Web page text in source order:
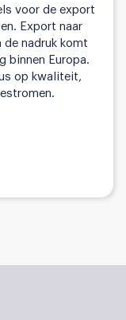
voor de export
Export naar
de nadruk komt
binnen Europa.
op kwaliteit,